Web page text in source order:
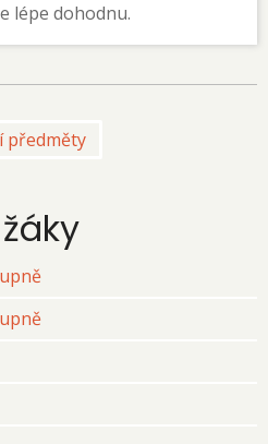
lépe dohodnu.
předměty